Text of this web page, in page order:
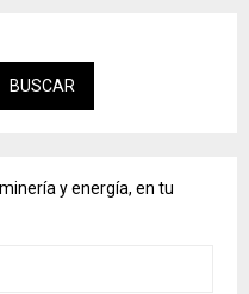
BUSCAR
y energía, en tu